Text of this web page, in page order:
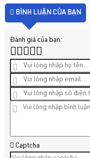
BÌNH LUẬN CỦA BẠN
Đánh giá của bạn:
Captcha